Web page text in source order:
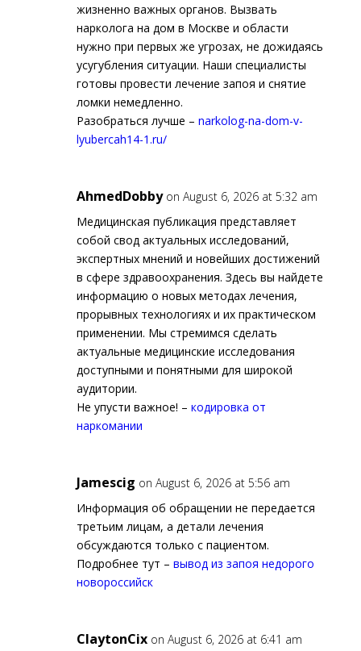
жизненно важных органов. Вызвать
нарколога на дом в Москве и области
нужно при первых же угрозах, не дожидаясь
усугубления ситуации. Наши специалисты
готовы провести лечение запоя и снятие
ломки немедленно.
Разобраться лучше – narkolog-na-dom-v-
lyubercah14-1.ru/
AhmedDobby on August 6, 2026 at 5:32 am
Медицинская публикация представляет
собой свод актуальных исследований,
экспертных мнений и новейших достижений
в сфере здравоохранения. Здесь вы найдете
информацию о новых методах лечения,
прорывных технологиях и их практическом
применении. Мы стремимся сделать
актуальные медицинские исследования
доступными и понятными для широкой
аудитории.
Не упусти важное! – кодировка от
наркомании
Jamescig on August 6, 2026 at 5:56 am
Информация об обращении не передается
третьим лицам, а детали лечения
обсуждаются только с пациентом.
Подробнее тут – вывод из запоя недорого
новороссийск
ClaytonCix on August 6, 2026 at 6:41 am